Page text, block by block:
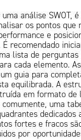
análise SWOT,
os pontos que
e
É recomendado
lista de perguntas
cada elemento.
guia para
equilibrada. A
em formato de
uma
dedicados
fortes e fracos
por